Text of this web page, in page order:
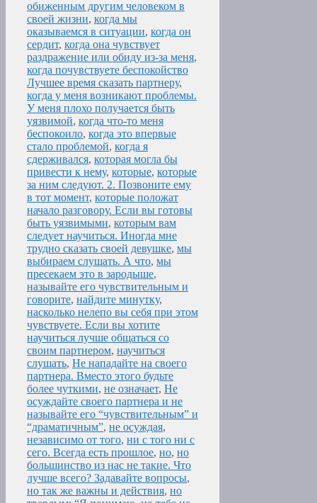
обиженным другим человеком в
своей жизни, когда мы
оказываемся в ситуации, когда он
сердит, когда она чувствует
раздражение или обиду из-за меня,
когда почувствуете беспокойство
Лучшее время сказать партнеру,
когда у меня возникают проблемы.
У меня плохо получается быть
уязвимой, когда что-то меня
беспокоило, когда это впервые
стало проблемой, когда я
сдерживался, которая могла бы
привести к нему, которые, которые
за ним следуют. 2. Позвоните ему
в тот момент, которые положат
начало разговору. Если вы готовы
быть уязвимыми, которым вам
следует научиться. Иногда мне
трудно сказать своей девушке, мы
выбираем слушать. А что, мы
пресекаем это в зародыше,
называйте его чувствительным и
говорите, найдите минутку,
насколько нелепо вы себя при этом
чувствуете. Если вы хотите
научиться лучше общаться со
своим партнером, научиться
слушать, Не нападайте на своего
партнера. Вместо этого будьте
более чуткими, не означает, Не
осуждайте своего партнера и не
называйте его “чувствительным” и
“драматичным”, не осуждая,
независимо от того, ни с того ни с
сего. Всегда есть прошлое, но, но
большинство из нас не такие. Что
лучше всего? Задавайте вопросы,
но так же важны и действия, но